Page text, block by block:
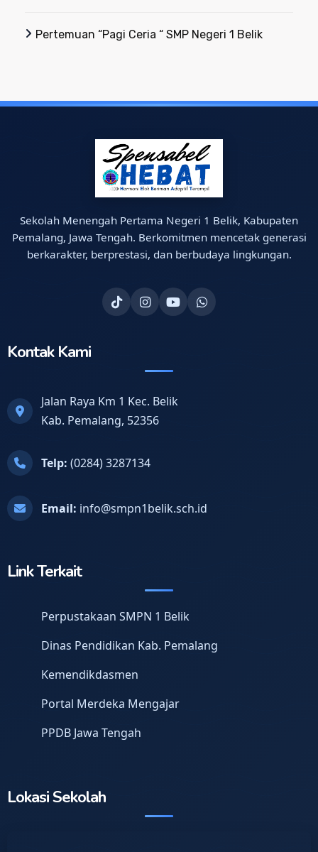
Pertemuan “Pagi Ceria “ SMP Negeri 1 Belik
Sekolah Menengah Pertama Negeri 1 Belik, Kabupaten
Pemalang, Jawa Tengah. Berkomitmen mencetak generasi
berkarakter, berprestasi, dan berbudaya lingkungan.
Kontak Kami
Jalan Raya Km 1 Kec. Belik
Kab. Pemalang, 52356
Telp: (0284) 3287134
Email: info@smpn1belik.sch.id
Link Terkait
Perpustakaan SMPN 1 Belik
Dinas Pendidikan Kab. Pemalang
Kemendikdasmen
Portal Merdeka Mengajar
PPDB Jawa Tengah
Lokasi Sekolah